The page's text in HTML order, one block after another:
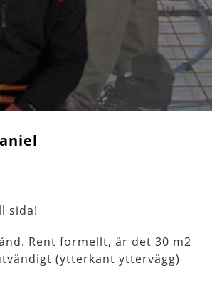
sida!
Rent formellt, är det 30 m2
(ytterkant yttervägg)